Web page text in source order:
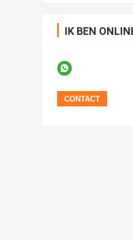
IK BEN